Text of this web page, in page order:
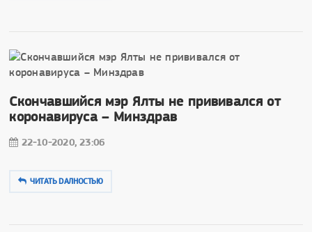
Скончавшийся мэр Ялты не прививался от
коронавируса – Минздрав
22-10-2020, 23:06
ЧИТАТЬ DAЛНОСТЬЮ